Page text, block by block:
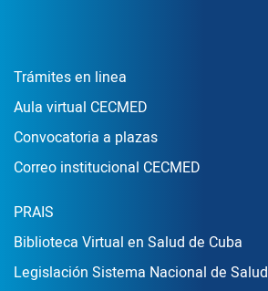
Enlace Footer1
Trámites en linea
Aula virtual CECMED
Convocatoria a plazas
Correo institucional CECMED
Enlace Footer2
PRAIS
Biblioteca Virtual en Salud de Cuba
Legislación Sistema Nacional de Salud